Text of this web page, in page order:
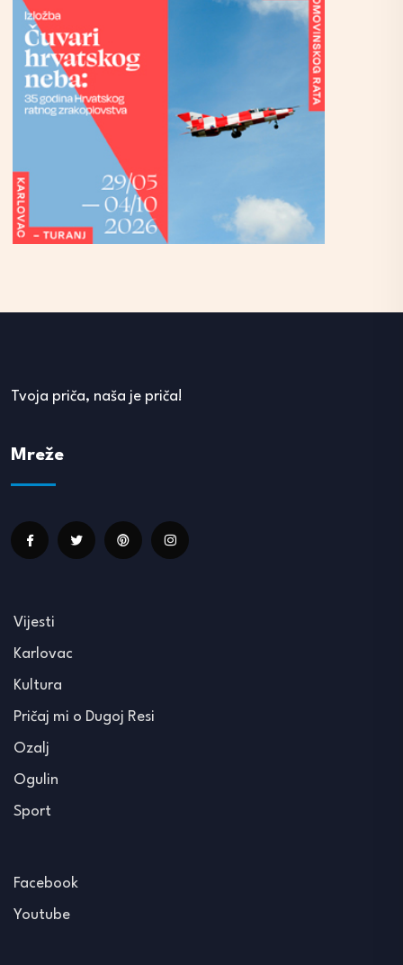
Tvoja priča, naša je priča!
Mreže
Vijesti
Karlovac
Kultura
Pričaj mi o Dugoj Resi
Ozalj
Ogulin
Sport
Facebook
Youtube